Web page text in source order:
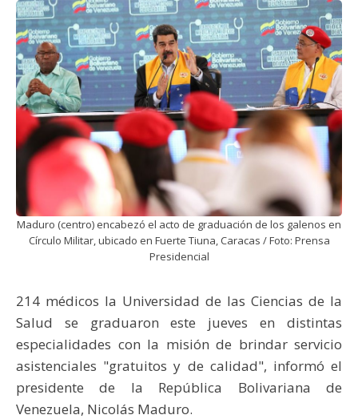
Maduro (centro) encabezó el acto de graduación de los galenos en
Círculo Militar, ubicado en Fuerte Tiuna, Caracas / Foto: Prensa
Presidencial
214 médicos la Universidad de las Ciencias de la
Salud se graduaron este jueves en distintas
especialidades con la misión de brindar servicio
asistenciales "gratuitos y de calidad", informó el
presidente de la República Bolivariana de
Venezuela, Nicolás Maduro.